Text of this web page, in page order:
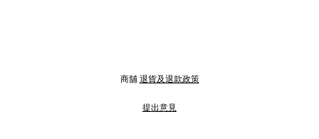
商舖 退貨及退款政策
提出意見